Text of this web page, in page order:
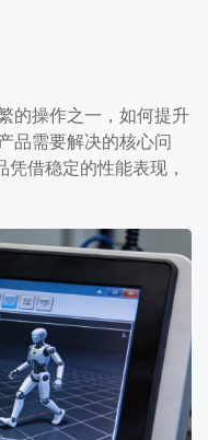
的操作之一，如何提升
品需要解决的核心问
借稳定的性能表现，